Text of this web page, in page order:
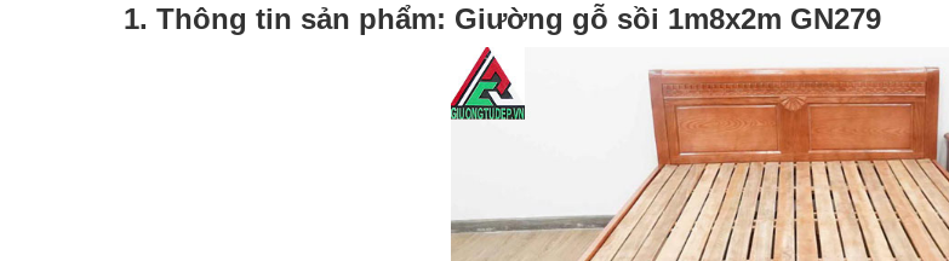
1. Thông tin sản phẩm: Giường gỗ sồi 1m8x2m GN279